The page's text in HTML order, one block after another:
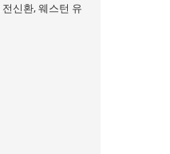
신환, 웨스턴 유